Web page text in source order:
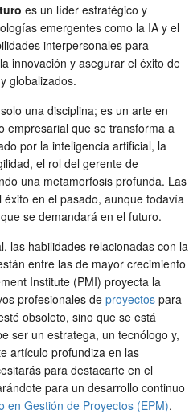
es un líder estratégico y
emergentes como la IA y el
interpersonales para
innovación y asegurar el éxito de
globalizados.
una disciplina; es un arte en
empresarial que se transforma a
por la inteligencia artificial, la
el rol del gerente de
una metamorfosis profunda. Las
éxito en el pasado, aunque todavía
se demandará en el futuro.
las habilidades relacionadas con la
entre las de mayor crecimiento
Institute (PMI) proyecta la
profesionales de proyectos para
obsoleto, sino que se está
ser un estratega, un tecnólogo y,
artículo profundiza en las
para destacarte en el
para un desarrollo continuo
en Gestión de Proyectos (EPM).